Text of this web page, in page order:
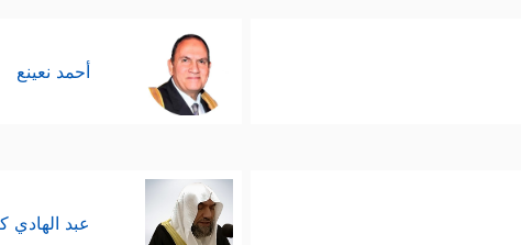
أحمد نعينع
عبد الهادي